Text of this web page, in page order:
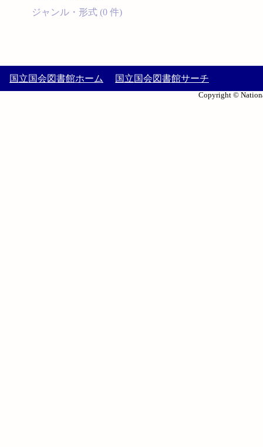
ジャンル・形式 (0 件)
国立国会図書館ホーム 国立国会図書館サーチ
Copyright ©